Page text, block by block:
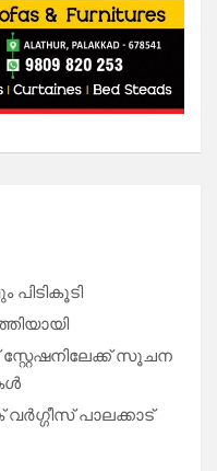
സൂചന
പാലക്കാട്